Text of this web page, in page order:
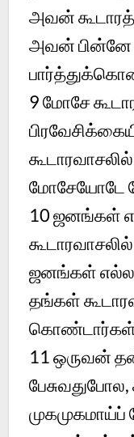
அவன்
அவன் பின்னே
9மோசே
மோசேயோடே
10ஜனங்கள்
ஜனங்கள்
தங்கள்
11ஒருவன்
முகமுகமாய்ப்